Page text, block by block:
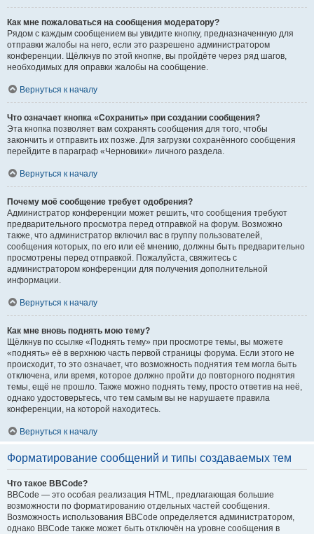
Как мне пожаловаться на сообщения модератору?
Рядом с каждым сообщением вы увидите кнопку, предназначенную для
отправки жалобы на него, если это разрешено администратором
конференции. Щёлкнув по этой кнопке, вы пройдёте через ряд шагов,
необходимых для оправки жалобы на сообщение.
Вернуться к началу
Что означает кнопка «Сохранить» при создании сообщения?
Эта кнопка позволяет вам сохранять сообщения для того, чтобы
закончить и отправить их позже. Для загрузки сохранённого сообщения
перейдите в параграф «Черновики» личного раздела.
Вернуться к началу
Почему моё сообщение требует одобрения?
Администратор конференции может решить, что сообщения требуют
предварительного просмотра перед отправкой на форум. Возможно
также, что администратор включил вас в группу пользователей,
сообщения которых, по его или её мнению, должны быть предварительно
просмотрены перед отправкой. Пожалуйста, свяжитесь с
администратором конференции для получения дополнительной
информации.
Вернуться к началу
Как мне вновь поднять мою тему?
Щёлкнув по ссылке «Поднять тему» при просмотре темы, вы можете
«поднять» её в верхнюю часть первой страницы форума. Если этого не
происходит, то это означает, что возможность поднятия тем могла быть
отключена, или время, которое должно пройти до повторного поднятия
темы, ещё не прошло. Также можно поднять тему, просто ответив на неё,
однако удостоверьтесь, что тем самым вы не нарушаете правила
конференции, на которой находитесь.
Вернуться к началу
Форматирование сообщений и типы создаваемых тем
Что такое BBCode?
BBCode — это особая реализация HTML, предлагающая большие
возможности по форматированию отдельных частей сообщения.
Возможность использования BBCode определяется администратором,
однако BBCode также может быть отключён на уровне сообщения в